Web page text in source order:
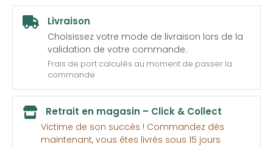
Livraison
Choisissez votre mode de livraison lors de la
validation de votre commande.
Frais de port calculés au moment de passer la
commande
Retrait en magasin – Click & Collect
Victime de son succès ! Commandez dès
maintenant, vous êtes livrés sous 15 jours